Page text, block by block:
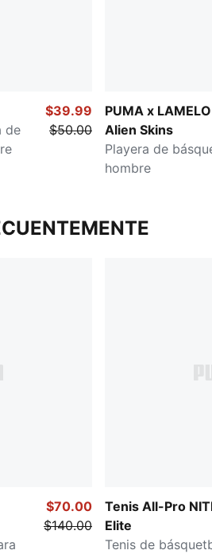
de
$39.99
$50.00
PUMA x
Alien Skins
Playera de
hombre
$70.00
$140.00
Tenis All-Pro
Elite
Tenis de